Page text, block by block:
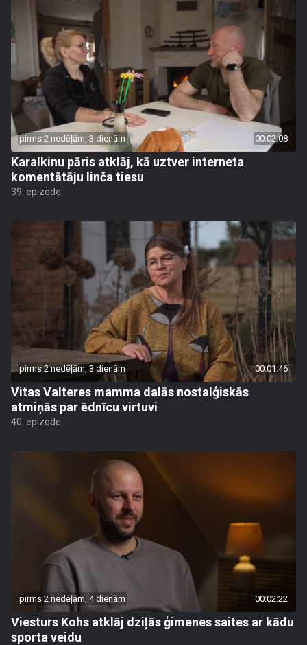
pirms 2 nedēļām, 3 dienām 00:02:08
Karalkinu pāris atklāj, kā uztver interneta
komentātāju linča tiesu
39. epizode
pirms 2 nedēļām, 3 dienām 00:01:46
Vitas Valteres mamma dalās nostalģiskās
atmiņās par ēdnīcu virtuvi
40. epizode
pirms 2 nedēļām, 4 dienām 00:02:22
Viesturs Kohs atklāj dziļās ģimenes saites ar kādu
sporta veidu